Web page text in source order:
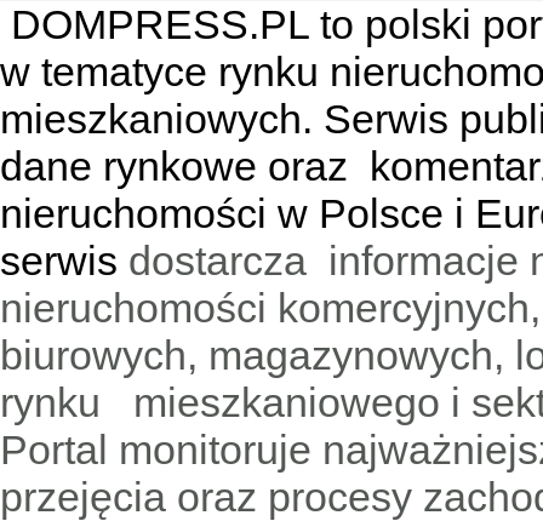
DOMPRESS.PL to polski
w tematyce rynku
mieszkaniowych. Serwis
dane rynkowe oraz
nieruchomości w Polsce i
serwis dostarcza informacje
nieruchomości
biurowych, magazynowych,
rynku mieszkaniowego i
Portal monitoruje
przejęcia oraz procesy